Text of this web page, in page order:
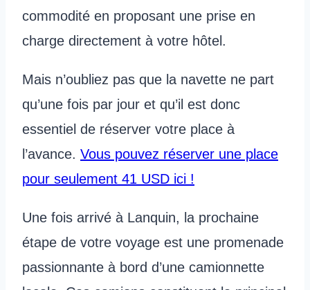
commodité en proposant une prise en
charge directement à votre hôtel.
Mais n’oubliez pas que la navette ne part
qu’une fois par jour et qu’il est donc
essentiel de réserver votre place à
l’avance. Vous pouvez réserver une place
pour seulement 41 USD ici !
Une fois arrivé à Lanquin, la prochaine
étape de votre voyage est une promenade
passionnante à bord d’une camionnette